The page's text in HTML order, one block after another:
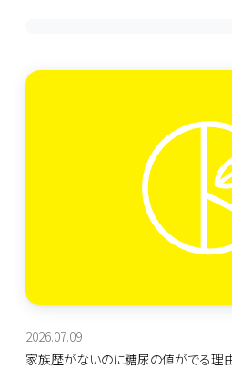
2026.07.09
家族歴がないのに糖尿の値がでる